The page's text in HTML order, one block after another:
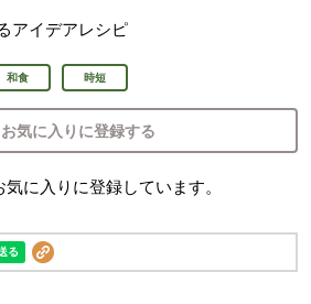
アイデアレシピ
和食 時短
お気に入りに登録する
気に入りに登録しています。